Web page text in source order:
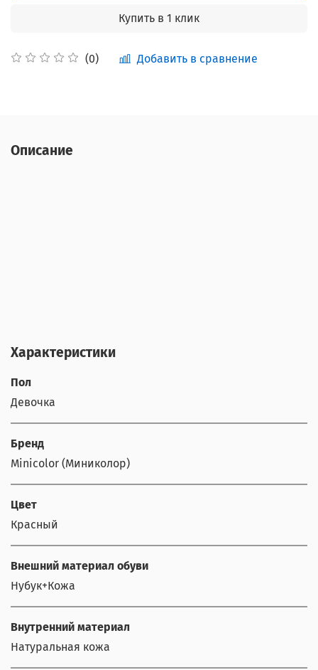
(0) Добавить в сравнение
Купить в 1 клик
Описание
Характеристики
Пол
Девочка
Бренд
Minicolor (Миниколор)
Цвет
Красный
Внешний материал обуви
Нубук+Кожа
Внутренний материал
Натуральная кожа